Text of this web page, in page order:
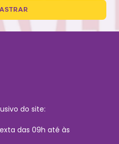
do site:
das 09h até às